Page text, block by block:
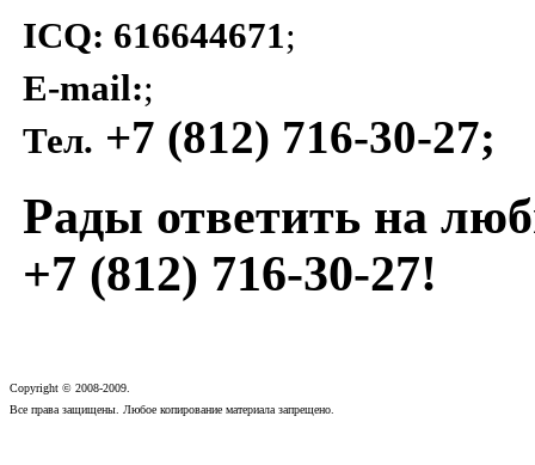
ICQ: 616644671;
E-mail:;
Тел. +7 (812) 716-30-27;
Рады ответить на
+7 (812) 716-30-27!
Copyright © 2008-2009.
Все права защищены. Любое копирование материала запрещено.